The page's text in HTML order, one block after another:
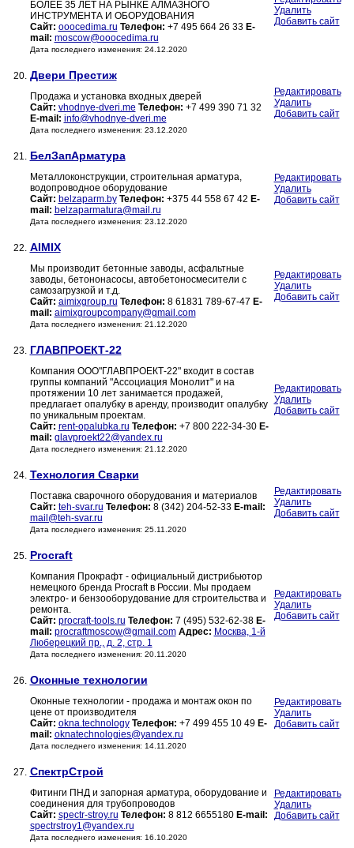
БОЛЕЕ 35 ЛЕТ НА РЫНКЕ АЛМАЗНОГО
ИНСТРУМЕНТА И ОБОРУДОВАНИЯ
Сайт: ooocedima.ru Телефон: +7 495 664 26 33 E-
mail: moscow@ooocedima.ru
Дата последнего изменения: 24.12.2020
Удалить
Добавить сайт
20. Двери Престиж
Продажа и установка входных дверей
Сайт: vhodnye-dveri.me Телефон: +7 499 390 71 32
E-mail: info@vhodnye-dveri.me
Дата последнего изменения: 23.12.2020
Редактировать
Удалить
Добавить сайт
21. БелЗапАрматура
Металлоконструкции, строительная арматура,
водопроводное оборудование
Сайт: belzaparm.by Телефон: +375 44 558 67 42 E-
mail: belzaparmatura@mail.ru
Дата последнего изменения: 23.12.2020
Редактировать
Удалить
Добавить сайт
22. AIMIX
Мы производит бетонные заводы, асфальтные
заводы, бетононасосы, автобетоносмесители с
самозагрузкой и т.д.
Сайт: aimixgroup.ru Телефон: 8 61831 789-67-47 E-
mail: aimixgroupcompany@gmail.com
Дата последнего изменения: 21.12.2020
Редактировать
Удалить
Добавить сайт
23. ГЛАВПРОЕКТ-22
Компания ООО"ГЛАВПРОЕКТ-22" входит в состав
группы компаний "Ассоциация Монолит" и на
протяжении 10 лет занимается продажей,
предлагает опалубку в аренду, производит опалубку
по уникальным проектам.
Сайт: rent-opalubka.ru Телефон: +7 800 222-34-30 E-
mail: glavproekt22@yandex.ru
Дата последнего изменения: 21.12.2020
Редактировать
Удалить
Добавить сайт
24. Технология Сварки
Поставка сварочного оборудования и материалов
Сайт: teh-svar.ru Телефон: 8 (342) 204-52-33 E-mail:
mail@teh-svar.ru
Дата последнего изменения: 25.11.2020
Редактировать
Удалить
Добавить сайт
25. Procraft
Компания Прокрафт - официальный дистрибьютор
немецкого бренда Procraft в России. Мы продаем
электро- и бензооборудование для строительства и
ремонта.
Сайт: procraft-tools.ru Телефон: 7 (495) 532-62-38 E-
mail: procraftmoscow@gmail.com Адрес: Москва, 1-й
Люберецкий пр., д. 2, стр. 1
Дата последнего изменения: 20.11.2020
Редактировать
Удалить
Добавить сайт
26. Оконные технологии
Оконные технологии - продажа и монтаж окон по
цене от производителя
Сайт: okna.technology Телефон: +7 499 455 10 49 E-
mail: oknatechnologies@yandex.ru
Дата последнего изменения: 14.11.2020
Редактировать
Удалить
Добавить сайт
27. СпектрСтрой
Фитинги ПНД и запорная арматура, оборудование и
соединения для трубопроводов
Сайт: spectr-stroy.ru Телефон: 8 812 6655180 E-mail:
spectrstroy1@yandex.ru
Дата последнего изменения: 16.10.2020
Редактировать
Удалить
Добавить сайт